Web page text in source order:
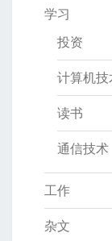
学习
投资
计算机技
读书
通信技术
工作
杂文